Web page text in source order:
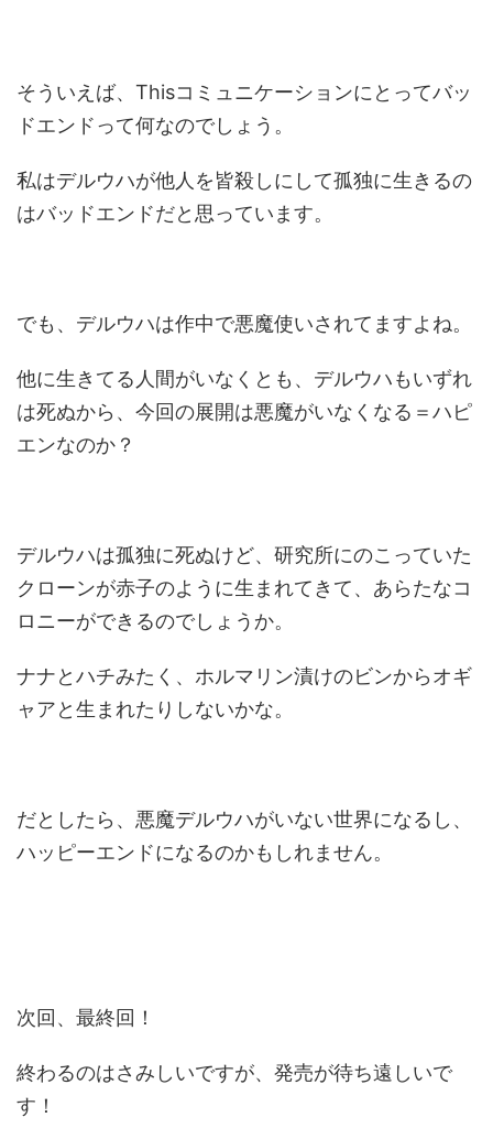
そういえば、Thisコミュニケーションにとってバッ
ドエンドって何なのでしょう。
私はデルウハが他人を皆殺しにして孤独に生きるの
はバッドエンドだと思っています。
でも、デルウハは作中で悪魔使いされてますよね。
他に生きてる人間がいなくとも、デルウハもいずれ
は死ぬから、今回の展開は悪魔がいなくなる＝ハピ
エンなのか？
デルウハは孤独に死ぬけど、研究所にのこっていた
クローンが赤子のように生まれてきて、あらたなコ
ロニーができるのでしょうか。
ナナとハチみたく、ホルマリン漬けのビンからオギ
ャアと生まれたりしないかな。
だとしたら、悪魔デルウハがいない世界になるし、
ハッピーエンドになるのかもしれません。
次回、最終回！
終わるのはさみしいですが、発売が待ち遠しいで
す！